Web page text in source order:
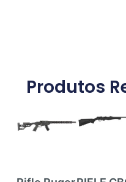
Produtos